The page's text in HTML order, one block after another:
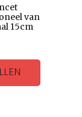
van
15cm